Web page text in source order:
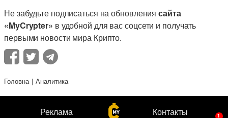
Не забудьте подписаться на обновлениясайта
«MyCrypter» в удобной для вас соцсети и получать
первыми новости мира Крипто.
Головна Аналитика
Реклама Контакты